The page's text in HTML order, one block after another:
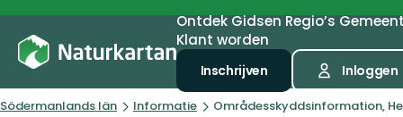
OntdekGidsenRegio’s
Klant worden
Inschrijven Inloggen
Södermanlands län Informatie Områdesskyddsinformation,